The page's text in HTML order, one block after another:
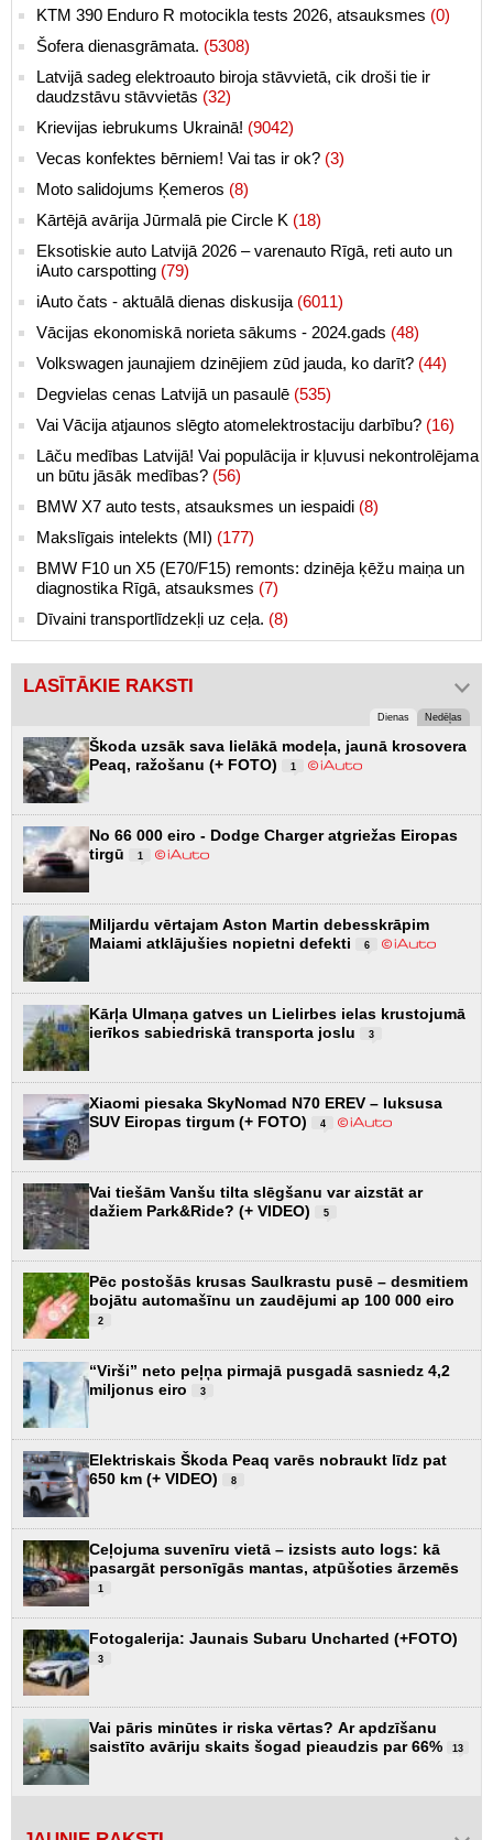
KTM 390 Enduro R motocikla tests 2026, atsauksmes (0)
Šofera dienasgrāmata. (5308)
Latvijā sadeg elektroauto biroja stāvvietā, cik droši tie ir
daudzstāvu stāvvietās (32)
Krievijas iebrukums Ukrainā! (9042)
Vecas konfektes bērniem! Vai tas ir ok? (3)
Moto salidojums Ķemeros (8)
Kārtējā avārija Jūrmalā pie Circle K (18)
Eksotiskie auto Latvijā 2026 – varenauto Rīgā, reti auto un
iAuto carspotting (79)
iAuto čats - aktuālā dienas diskusija (6011)
Vācijas ekonomiskā norieta sākums - 2024.gads (48)
Volkswagen jaunajiem dzinējiem zūd jauda, ko darīt? (44)
Degvielas cenas Latvijā un pasaulē (535)
Vai Vācija atjaunos slēgto atomelektrostaciju darbību? (16)
Lāču medības Latvijā! Vai populācija ir kļuvusi nekontrolējama
un būtu jāsāk medības? (56)
BMW X7 auto tests, atsauksmes un iespaidi (8)
Makslīgais intelekts (MI) (177)
BMW F10 un X5 (E70/F15) remonts: dzinēja ķēžu maiņa un
diagnostika Rīgā, atsauksmes (7)
Dīvaini transportlīdzekļi uz ceļa. (8)
LASĪTĀKIE RAKSTI
Dienas Nedēļas
Škoda uzsāk sava lielākā modeļa, jaunā krosovera
Peaq, ražošanu (+ FOTO)
1
No 66 000 eiro - Dodge Charger atgriežas Eiropas
tirgū
1
Miljardu vērtajam Aston Martin debesskrāpim
Maiami atklājušies nopietni defekti
6
Kārļa Ulmaņa gatves un Lielirbes ielas krustojumā
ierīkos sabiedriskā transporta joslu
3
Xiaomi piesaka SkyNomad N70 EREV – luksusa
SUV Eiropas tirgum (+ FOTO)
4
Vai tiešām Vanšu tilta slēgšanu var aizstāt ar
dažiem Park&Ride? (+ VIDEO)
5
Pēc postošās krusas Saulkrastu pusē – desmitiem
bojātu automašīnu un zaudējumi ap 100 000 eiro
2
“Virši” neto peļņa pirmajā pusgadā sasniedz 4,2
miljonus eiro
3
Elektriskais Škoda Peaq varēs nobraukt līdz pat
650 km (+ VIDEO)
8
Ceļojuma suvenīru vietā – izsists auto logs: kā
pasargāt personīgās mantas, atpūšoties ārzemēs
1
Fotogalerija: Jaunais Subaru Uncharted (+FOTO)
3
Vai pāris minūtes ir riska vērtas? Ar apdzīšanu
saistīto avāriju skaits šogad pieaudzis par 66%
13